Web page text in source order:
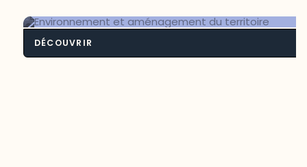
DÉCOUVRIR